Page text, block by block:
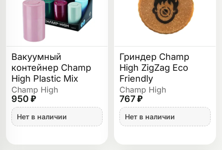
Вакуумный
контейнер Champ
High Plastic Mix
Champ High
950 ₽
Нет в наличии
Гриндер Champ
High ZigZag Eco
Friendly
Champ High
767 ₽
Нет в наличии